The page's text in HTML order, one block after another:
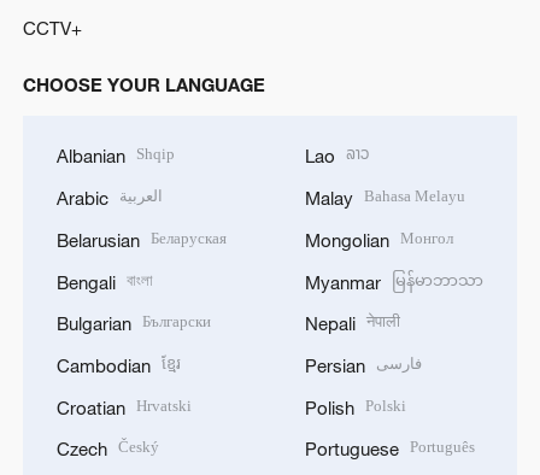
CCTV+
CHOOSE YOUR LANGUAGE
Albanian Shqip
Arabic العربية
Belarusian Беларуская
Bengali বাংলা
Bulgarian Български
Cambodian ខ្មែរ
Croatian Hrvatski
Czech Český
Lao ລາວ
Malay Bahasa Melayu
Mongolian Монгол
Myanmar မြန်မာဘာသာ
Nepali नेपाली
Persian فارسی
Polish Polski
Portuguese Português